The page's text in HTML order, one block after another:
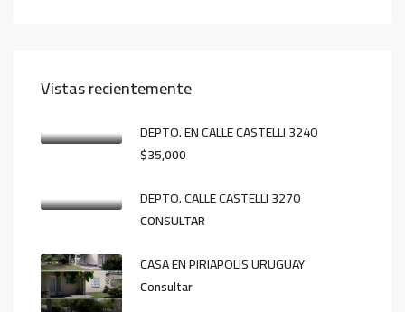
Vistas recientemente
DEPTO. EN CALLE CASTELLI 3240
$35,000
DEPTO. CALLE CASTELLI 3270
CONSULTAR
CASA EN PIRIAPOLIS URUGUAY
Consultar